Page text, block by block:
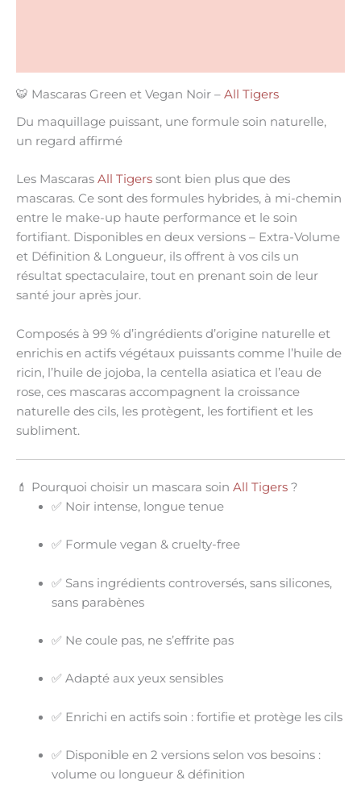
🐯 Mascaras Green et Vegan Noir – All Tigers
Du maquillage puissant, une formule soin naturelle,
un regard affirmé
Les Mascaras All Tigers sont bien plus que des
mascaras. Ce sont des formules hybrides, à mi-chemin
entre le make-up haute performance et le soin
fortifiant. Disponibles en deux versions – Extra-Volume
et Définition & Longueur, ils offrent à vos cils un
résultat spectaculaire, tout en prenant soin de leur
santé jour après jour.
Composés à 99 % d’ingrédients d’origine naturelle et
enrichis en actifs végétaux puissants comme l’huile de
ricin, l’huile de jojoba, la centella asiatica et l’eau de
rose, ces mascaras accompagnent la croissance
naturelle des cils, les protègent, les fortifient et les
subliment.
💄 Pourquoi choisir un mascara soin All Tigers ?
✅ Noir intense, longue tenue
✅ Formule vegan & cruelty-free
✅ Sans ingrédients controversés, sans silicones,
sans parabènes
✅ Ne coule pas, ne s’effrite pas
✅ Adapté aux yeux sensibles
✅ Enrichi en actifs soin : fortifie et protège les cils
✅ Disponible en 2 versions selon vos besoins :
volumeou longueur & définition